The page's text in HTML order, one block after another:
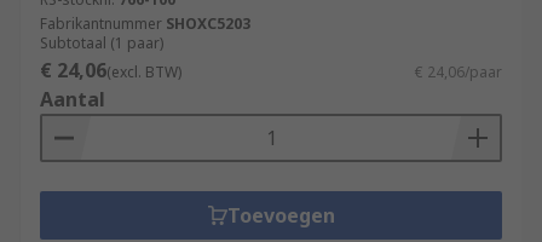
Fabrikantnummer SHOXC5203
Subtotaal (1 paar)
€ 24,06(excl. BTW) € 24,06/paar
Aantal
Toevoegen